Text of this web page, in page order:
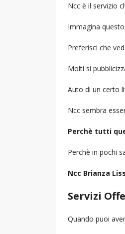
Ncc è il servizio
Immagina
Preferisci che
Molti si
Auto di un certo
Ncc sembra
Perchè tutti
Perchè in pochi
Ncc Brianza
Servizi
Quando puoi